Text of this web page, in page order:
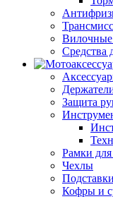
Вилочные
Средства
Защита
Рамки
Чехлы
Кофры и